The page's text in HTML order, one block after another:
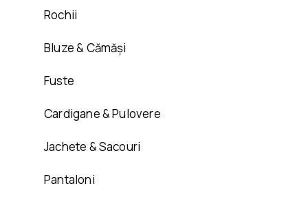
Rochii
Bluze & Cămăși
Fuste
Cardigane & Pulovere
Jachete & Sacouri
Pantaloni